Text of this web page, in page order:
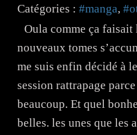
Catégories : #manga,
Oula comme ça
nouveaux tomes
me suis enfin décidé à
session rattrapage
beaucoup. Et quel
belles. les unes que les